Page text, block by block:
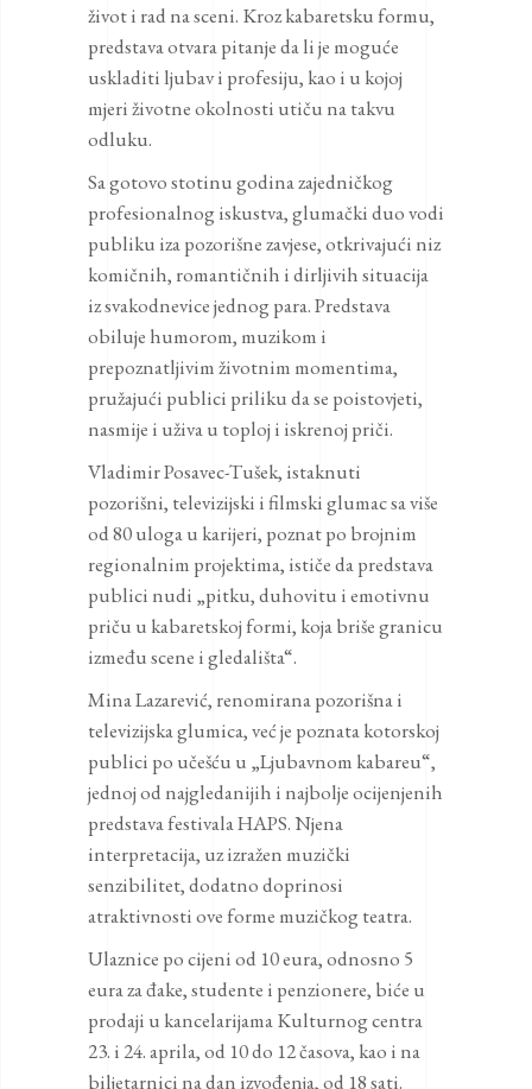
život i rad na sceni. Kroz kabaretsku formu,
predstava otvara pitanje da li je moguće
uskladiti ljubav i profesiju, kao i u kojoj
mjeri životne okolnosti utiču na takvu
odluku.
Sa gotovo stotinu godina zajedničkog
profesionalnog iskustva, glumački duo vodi
publiku iza pozorišne zavjese, otkrivajući niz
komičnih, romantičnih i dirljivih situacija
iz svakodnevice jednog para. Predstava
obiluje humorom, muzikom i
prepoznatljivim životnim momentima,
pružajući publici priliku da se poistovjeti,
nasmije i uživa u toploj i iskrenoj priči.
Vladimir Posavec-Tušek, istaknuti
pozorišni, televizijski i filmski glumac sa više
od 80 uloga u karijeri, poznat po brojnim
regionalnim projektima, ističe da predstava
publici nudi „pitku, duhovitu i emotivnu
priču u kabaretskoj formi, koja briše granicu
između scene i gledališta“.
Mina Lazarević, renomirana pozorišna i
televizijska glumica, već je poznata kotorskoj
publici po učešću u „Ljubavnom kabareu“,
jednoj od najgledanijih i najbolje ocijenjenih
predstava festivala HAPS. Njena
interpretacija, uz izražen muzički
senzibilitet, dodatno doprinosi
atraktivnosti ove forme muzičkog teatra.
Ulaznice po cijeni od 10 eura, odnosno 5
eura za đake, studente i penzionere, biće u
prodaji u kancelarijama Kulturnog centra
23. i 24. aprila, od 10 do 12 časova, kao i na
biljetarnici na dan izvođenja, od 18 sati.